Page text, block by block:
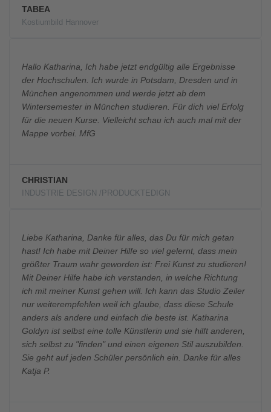
TABEA
Kostiumbild Hannover
Hallo Katharina, Ich habe jetzt endgültig alle Ergebnisse
der Hochschulen. Ich wurde in Potsdam, Dresden und in
München angenommen und werde jetzt ab dem
Wintersemester in München studieren. Für dich viel Erfolg
für die neuen Kurse. Vielleicht schau ich auch mal mit der
Mappe vorbei. MfG
CHRISTIAN
INDUSTRIE DESIGN /PRODUCKTEDIGN
Liebe Katharina, Danke für alles, das Du für mich getan
hast! Ich habe mit Deiner Hilfe so viel gelernt, dass mein
größter Traum wahr geworden ist: Frei Kunst zu studieren!
Mit Deiner Hilfe habe ich verstanden, in welche Richtung
ich mit meiner Kunst gehen will. Ich kann das Studio Zeiler
nur weiterempfehlen weil ich glaube, dass diese Schule
anders als andere und einfach die beste ist. Katharina
Goldyn ist selbst eine tolle Künstlerin und sie hilft anderen,
sich selbst zu "finden" und einen eigenen Stil auszubilden.
Sie geht auf jeden Schüler persönlich ein. Danke für alles
Katja P.